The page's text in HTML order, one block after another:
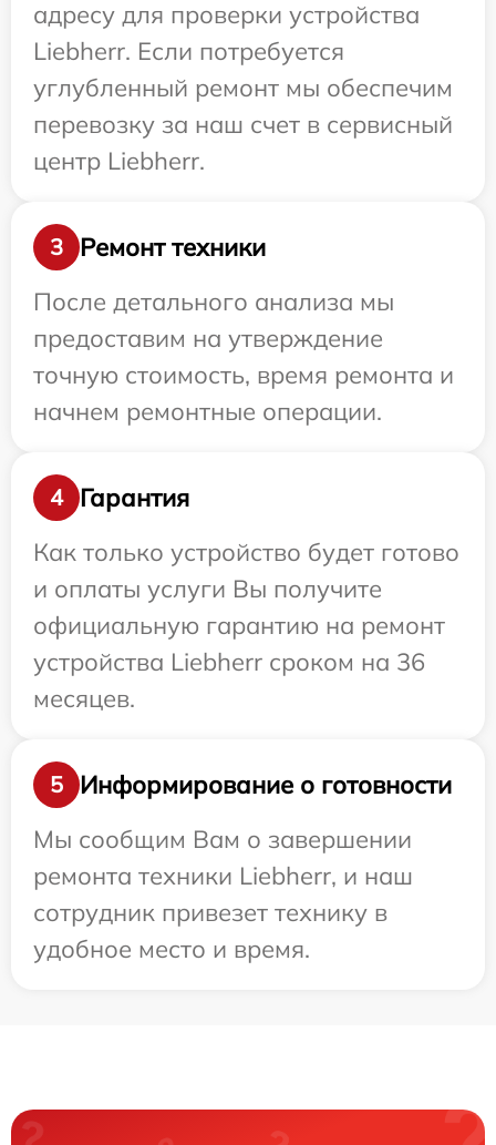
адресу для проверки устройства
Liebherr. Если потребуется
углубленный ремонт мы обеспечим
перевозку за наш счет в сервисный
центр Liebherr.
3
Ремонт техники
После детального анализа мы
предоставим на утверждение
точную стоимость, время ремонта и
начнем ремонтные операции.
4
Гарантия
Как только устройство будет готово
и оплаты услуги Вы получите
официальную гарантию на ремонт
устройства Liebherr сроком на 36
месяцев.
5
Информирование о готовности
Мы сообщим Вам о завершении
ремонта техники Liebherr, и наш
сотрудник привезет технику в
удобное место и время.